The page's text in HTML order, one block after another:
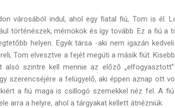
városából indul, ahol egy fiatal fiú, Tom is él.
történészek, mérnökök és így tovább. Ez a fiú
helyen. Egyik társa -aki nem igazán
Tom elvesztve a fejét megüti a másik fiút.
alsó szintre kell mennie az előző
szerencséjére a felügyelő, aki éppen aznap ott
a fiú maga is csillogó szemekkel néz fel. A
arra a helyre, ahol a tárgyakat kellett átnézniük.